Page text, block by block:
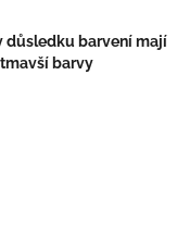
důsledku barvení mají
barvy